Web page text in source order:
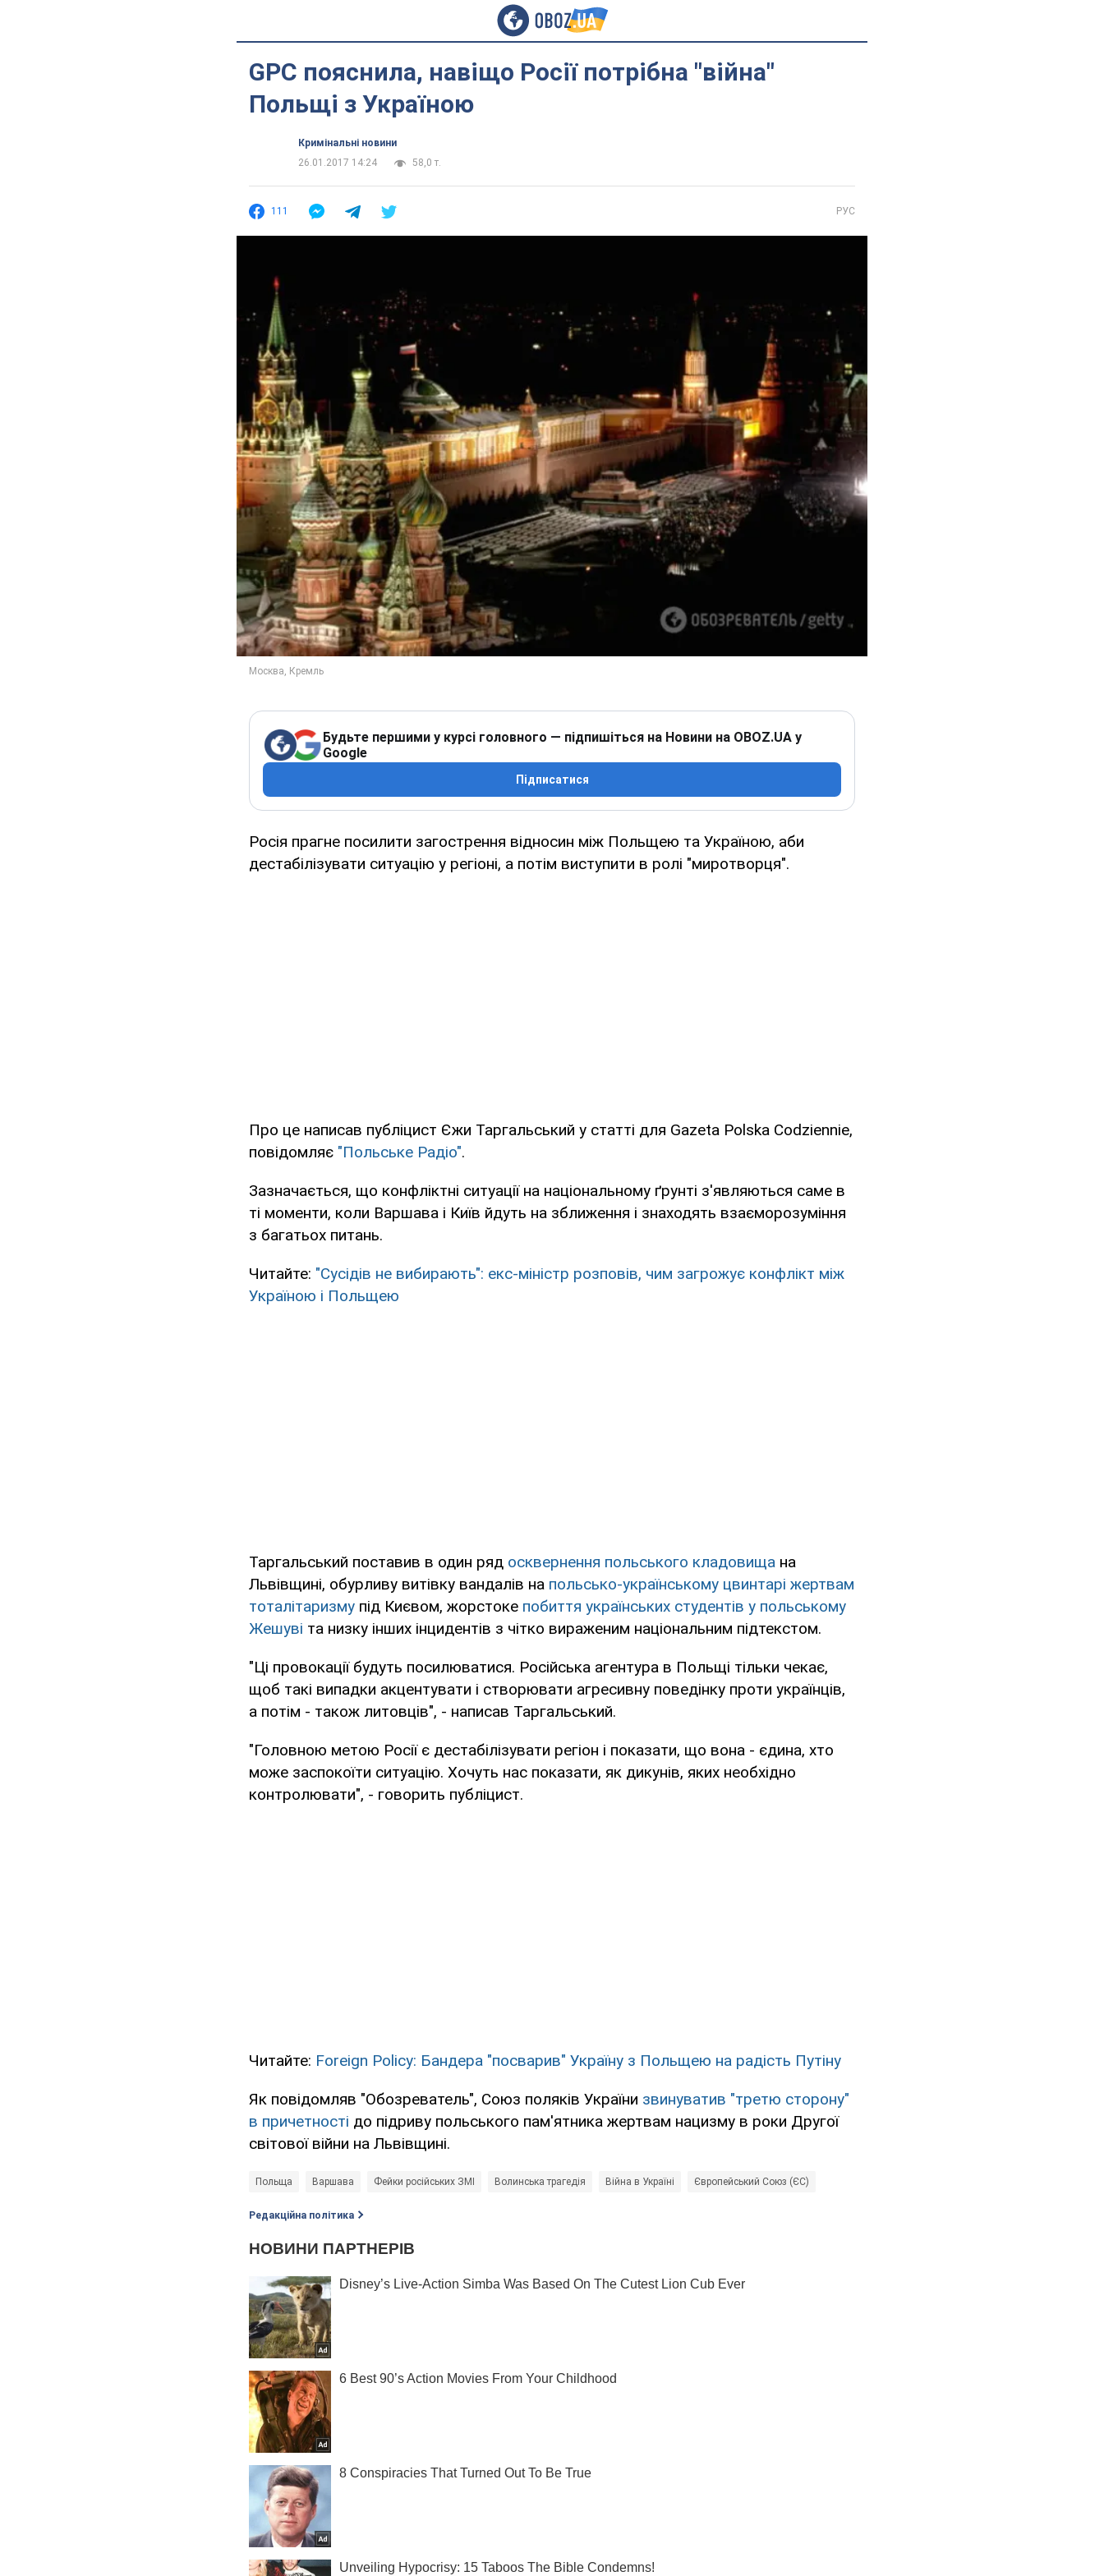
GPC пояснила, навіщо Росії потрібна "війна"
Польщі з Україною
Кримінальні новини
26.01.2017 14:24
58,0 т.
111 РУС
Будьте першими у курсі головного — підпишіться на Новини на OBOZ.UA у
Google
Підписатися
Росія прагне посилити загострення відносин між Польщею та Україною, аби
дестабілізувати ситуацію у регіоні, а потім виступити в ролі "миротворця".
Про це написав публіцист Єжи Таргальський у статті для Gazeta Polska Codziennie,
повідомляє "Польське Радіо".
Зазначається, що конфліктні ситуації на національному ґрунті з'являються саме в
ті моменти, коли Варшава і Київ йдуть на зближення і знаходять взаєморозуміння
з багатьох питань.
Читайте: "Сусідів не вибирають": екс-міністр розповів, чим загрожує конфлікт між
Україною і Польщею
Таргальський поставив в один ряд осквернення польського кладовища на
Львівщині, обурливу витівку вандалів на польсько-українському цвинтарі жертвам
тоталітаризму під Києвом, жорстоке побиття українських студентів у польському
Жешуві та низку інших інцидентів з чітко вираженим національним підтекстом.
"Ці провокації будуть посилюватися. Російська агентура в Польщі тільки чекає,
щоб такі випадки акцентувати і створювати агресивну поведінку проти українців,
а потім - також литовців", - написав Таргальський.
"Головною метою Росії є дестабілізувати регіон і показати, що вона - єдина, хто
може заспокоїти ситуацію. Хочуть нас показати, як дикунів, яких необхідно
контролювати", - говорить публіцист.
Читайте: Foreign Policy: Бандера "посварив" Україну з Польщею на радість Путіну
Як повідомляв "Обозреватель", Союз поляків України звинуватив "третю сторону"
в причетності до підриву польського пам'ятника жертвам нацизму в роки Другої
світової війни на Львівщині.
Польща Варшава Фейки російських ЗМІ Волинська трагедія Війна в Україні Європейський Союз (ЄС)
Редакційна політика